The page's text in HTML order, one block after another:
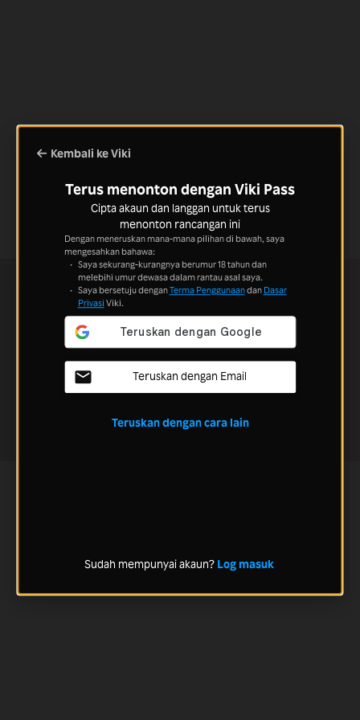
Kembali ke Viki
Terus menonton dengan Viki Pass
Cipta akaun dan langgan untuk terus
menonton rancangan ini
Dengan meneruskan mana-mana pilihan di bawah, saya
mengesahkan bahawa:
Saya sekurang-kurangnya berumur 18 tahun dan
melebihi umur dewasa dalam rantau asal saya.
Saya bersetuju denganTerma Penggunaandan Dasar
Privasi Viki.
Teruskan dengan Email
Teruskan dengan cara lain
Sudah mempunyai akaun? Log masuk